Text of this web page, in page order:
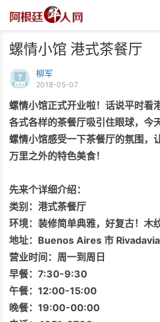
螺情小馆 港式茶餐厅
柳军
2018-05-07
螺情小馆正式开业啦！话说平时看
各式各样的茶餐厅吸引住眼球，今
螺情小馆感受一下茶餐厅的氛围，
万里之外的特色美食！
先来个详细介绍：
类别：港式茶餐厅
环境：装修简单典雅，好复古！木
地址：Buenos Aires 市
营业时间：周一到周日
早餐：7:30-9:30
午餐：12:00-15:00
晚餐：19:00-00:00
螺情小馆 港式茶餐厅